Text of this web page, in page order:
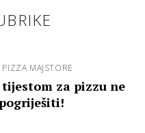
MAJSTORE
tijestom za pizzu ne